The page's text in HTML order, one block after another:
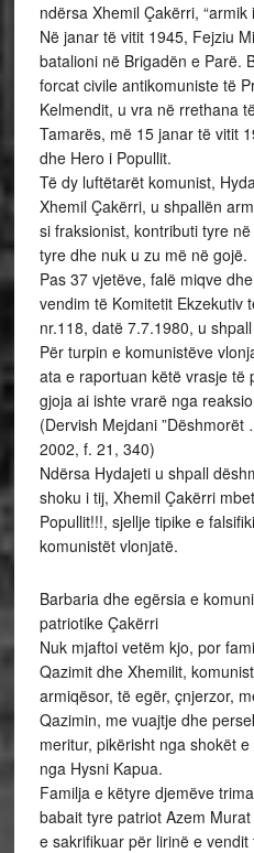
ndërsa Xhemil Çakërri, “armik
Në janar të vitit 1945, Fejziu
batalioni në Brigadën e Parë.
forcat civile antikomuniste të
Kelmendit, u vra në rrethana
Tamarës, më 15 janar të vitit
dhe Hero i Popullit.
Të dy luftëtarët komunist,
Xhemil Çakërri, u shpallën
si fraksionist, kontributi tyre
tyre dhe nuk u zu më në gojë.
Pas 37 vjetëve, falë miqve
vendim të Komitetit Ekzekutiv
nr.118, datë 7.7.1980, u
Për turpin e komunistëve
ata e raportuan këtë vrasje të
gjoja ai ishte vrarë nga
(Dervish Mejdani
2002, f. 21, 340)
Ndërsa Hydajeti u shpall
shoku i tij, Xhemil Çakërri
Popullit!!!, sjellje tipike e
komunistët vlonjatë.
Barbaria dhe egërsia e
patriotike Çakërri
Nuk mjaftoi vetëm kjo, por
Qazimit dhe Xhemilit,
armiqësor, të egër, çnjerzor,
Qazimin, me vuajtje dhe
meritur, pikërisht nga shokët
nga Hysni Kapua.
Familja e këtyre djemëve
babait tyre patriot Azem
e sakrifikuar për lirinë e